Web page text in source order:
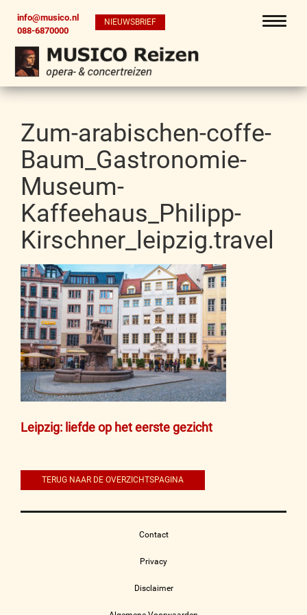
info@musico.nl
088-6870000
NIEUWSBRIEF
Zum-arabischen-coffe-
Baum_Gastronomie-
Museum-
Kaffeehaus_Philipp-
Kirschner_leipzig.travel
Bericht
Leipzig: liefde op het eerste gezicht
TERUG NAAR DE OVERZICHTSPAGINA
Contact
Privacy
Disclaimer